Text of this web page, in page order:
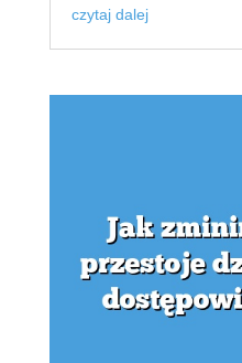
czytaj dalej